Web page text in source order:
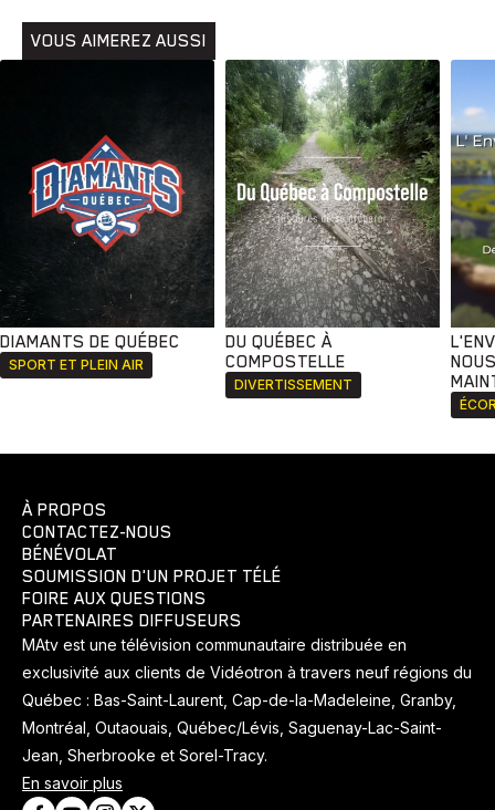
VOUS AIMEREZ AUSSI
DIAMANTS DE QUÉBEC
SPORT ET PLEIN AIR
DU QUÉBEC À
COMPOSTELLE
DIVERTISSEMENT
À PROPOS
CONTACTEZ-NOUS
BÉNÉVOLAT
SOUMISSION D'UN PROJET TÉLÉ
FOIRE AUX QUESTIONS
PARTENAIRES DIFFUSEURS
MAtv est une télévision communautaire distribuée en
exclusivité aux clients de Vidéotron à travers neuf régions du
Québec : Bas-Saint-Laurent, Cap-de-la-Madeleine, Granby,
Montréal, Outaouais, Québec/Lévis, Saguenay-Lac-Saint-
Jean, Sherbrooke et Sorel-Tracy.
En savoir plus